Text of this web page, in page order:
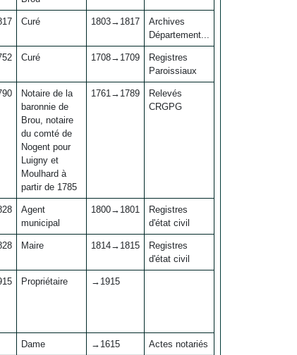
Curé 1803→1817
Archives
Département...
Curé 1708→1709
Registres
Paroissiaux
Notaire de la
baronnie de
Brou, notaire
du comté de
Nogent pour
Luigny et
Moulhard à
partir de 1785
1761→1789
Relevés
CRGPG
Agent
municipal
1800→1801
Registres
d'état civil
Maire 1814→1815
Registres
d'état civil
Propriétaire →1915
Dame →1615 Actes notariés